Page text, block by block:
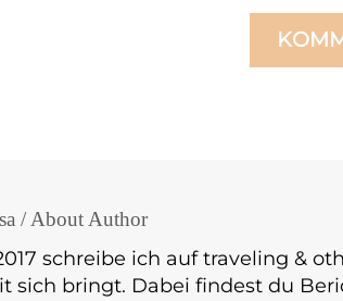
/ About Author
schreibe ich auf traveling &
sich bringt. Dabei findest du